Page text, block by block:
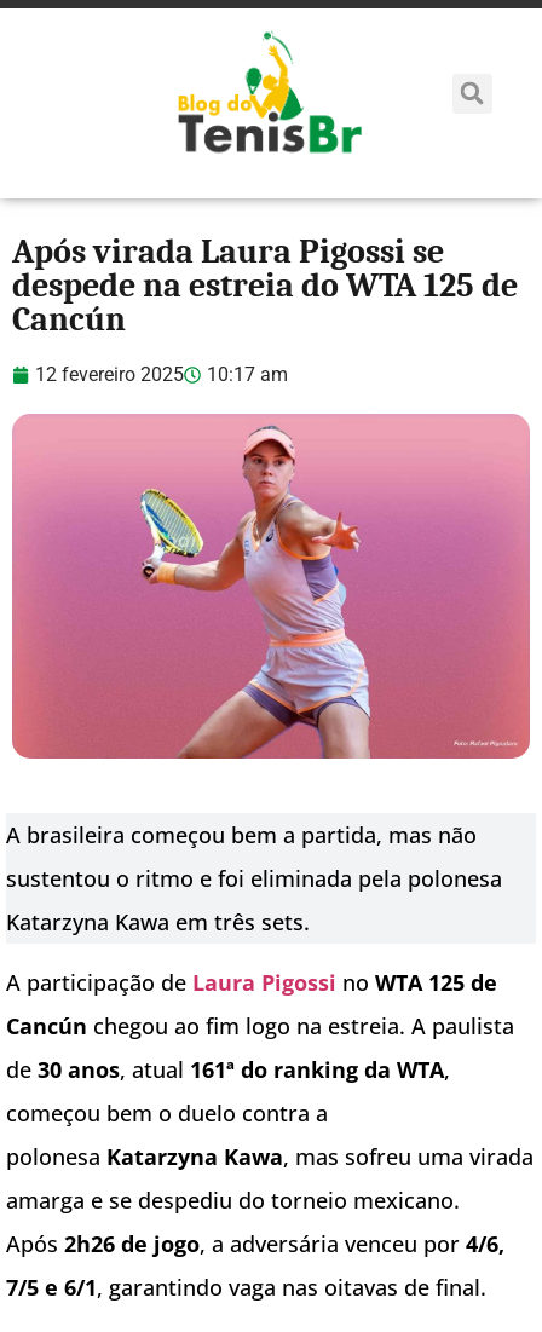
Após virada Laura Pigossi se
despede na estreia do WTA 125 de
Cancún
12 fevereiro 2025 10:17 am
A brasileira começou bem a partida, mas não
sustentou o ritmo e foi eliminada pela polonesa
Katarzyna Kawa em três sets.
A participação de Laura Pigossi no WTA 125 de
Cancún chegou ao fim logo na estreia. A paulista
de 30 anos, atual 161ª do ranking da WTA,
começou bem o duelo contra a
polonesa Katarzyna Kawa, mas sofreu uma virada
amarga e se despediu do torneio mexicano.
Após 2h26 de jogo, a adversária venceu por 4/6,
7/5 e 6/1, garantindo vaga nas oitavas de final.